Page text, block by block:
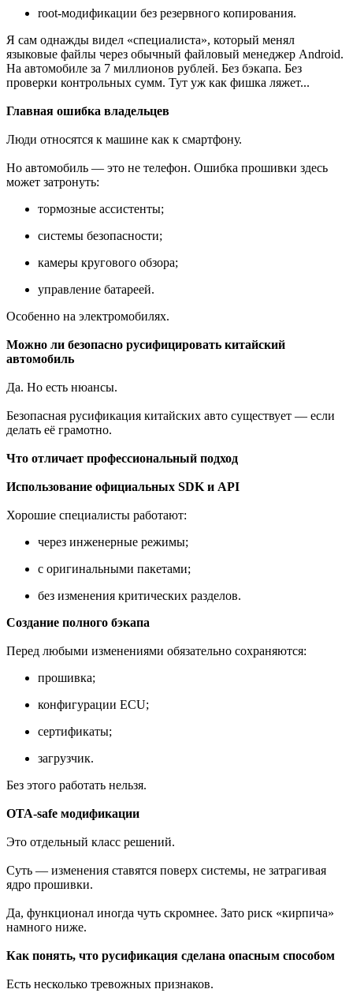
root-модификации без резервного копирования.
Я сам однажды видел «специалиста», который менял
языковые файлы через обычный файловый менеджер Android.
На автомобиле за 7 миллионов рублей. Без бэкапа. Без
проверки контрольных сумм. Тут уж как фишка ляжет...
Главная ошибка владельцев
Люди относятся к машине как к смартфону.
Но автомобиль — это не телефон. Ошибка прошивки здесь
может затронуть:
тормозные ассистенты;
системы безопасности;
камеры кругового обзора;
управление батареей.
Особенно на электромобилях.
Можно ли безопасно русифицировать китайский
автомобиль
Да. Но есть нюансы.
Безопасная русификация китайских авто существует — если
делать её грамотно.
Что отличает профессиональный подход
Использование официальных SDK и API
Хорошие специалисты работают:
через инженерные режимы;
с оригинальными пакетами;
без изменения критических разделов.
Создание полного бэкапа
Перед любыми изменениями обязательно сохраняются:
прошивка;
конфигурации ECU;
сертификаты;
загрузчик.
Без этого работать нельзя.
OTA-safe модификации
Это отдельный класс решений.
Суть — изменения ставятся поверх системы, не затрагивая
ядро прошивки.
Да, функционал иногда чуть скромнее. Зато риск «кирпича»
намного ниже.
Как понять, что русификация сделана опасным способом
Есть несколько тревожных признаков.